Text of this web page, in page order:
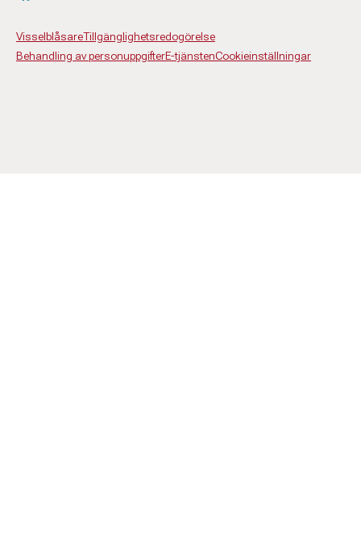
VisselblåsareTillgänglighetsredogörelse
Behandling av personuppgifterE-tjänstenCookieinställningar